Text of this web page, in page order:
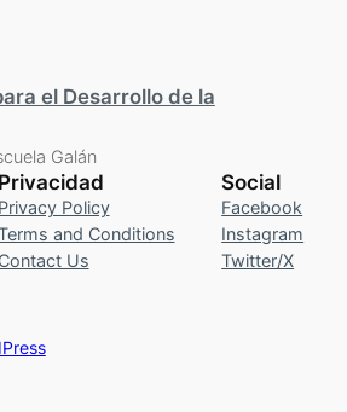
el Desarrollo de la
Galán
Privacidad
Privacy Policy
and Conditions
Contact Us
Social
Facebook
Instagram
Twitter/X